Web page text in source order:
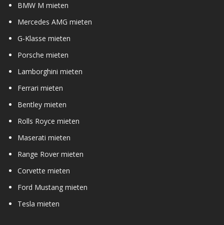
BMW M mieten
Mercedes AMG mieten
G-Klasse mieten
Porsche mieten
Lamborghini mieten
Ferrari mieten
Bentley mieten
Rolls Royce mieten
Maserati mieten
Range Rover mieten
Corvette mieten
Ford Mustang mieten
Tesla mieten